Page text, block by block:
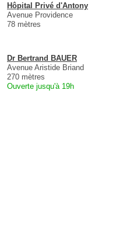
Hôpital Privé d'Antony
Avenue Providence
78 mètres
Dr Bertrand BAUER
Avenue Aristide Briand
270 mètres
Ouverte jusqu'à 19h